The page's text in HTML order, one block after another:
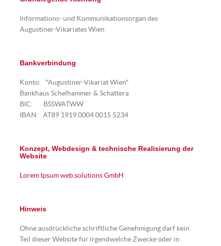
Informations- und Kommunikationsorgan des
Augustiner-Vikariates Wien
Bankverbindung
Konto: "Augustiner-Vikariat Wien"
Bankhaus Schelhammer & Schattera
BIC: BSSWATWW
IBAN: AT89 1919 0004 0015 5234
Konzept, Webdesign & technische Realisierung der
Website
Lorem Ipsum web.solutions GmbH
Hinweis
Ohne ausdrückliche schriftliche Genehmigung darf kein
Teil dieser Website für irgendwelche Zwecke oder in